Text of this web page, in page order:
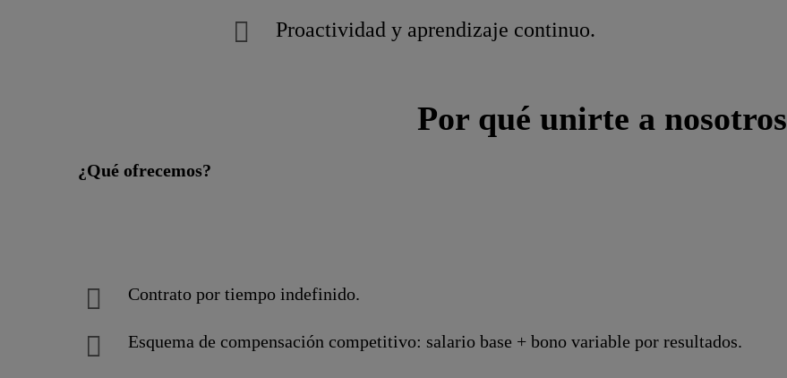
Proactividad y aprendizaje continuo.
Por qué unirte a nosotros
¿Qué ofrecemos?
Contrato por tiempo indefinido.
Esquema de compensación competitivo: salario base + bono variable por resultados.